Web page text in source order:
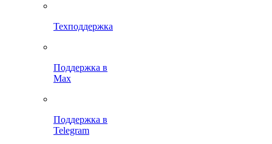
Техподдержка
Поддержка в
Max
Поддержка в
Telegram